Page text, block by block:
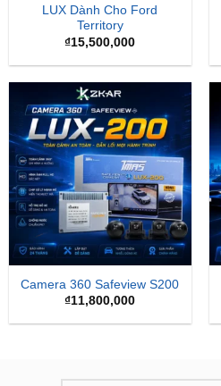
LUX Dành Cho Ford
Territory
₫15,500,000
Camera 360 Safeview S200
₫11,800,000